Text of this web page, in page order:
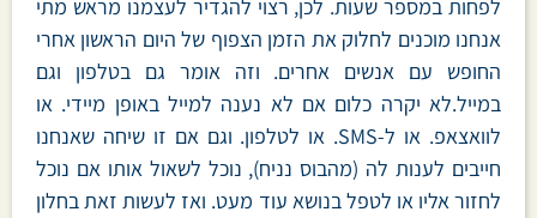
לפחות במספר שעות. לכן, רצוי להגדיר לעצמנו מראש מתי
אנחנו מוכנים לחלוק את הזמן הצפוף של היום הראשון אחרי
החופש עם אנשים אחרים. וזה אומר גם בטלפון וגם
במייל.לא יקרה כלום אם לא נענה למייל באופן מיידי. או
לוואצאפ. או ל-SMS. או לטלפון. וגם אם זו שיחה שאנחנו
חייבים לענות לה (מהבוס נניח), נוכל לשאול אותו אם נוכל
לחזור אליו או לטפל בנושא עוד מעט. ואז לעשות זאת בחלון